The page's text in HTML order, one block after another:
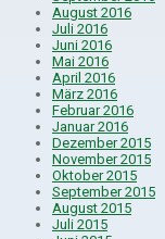
August 2016
Juli 2016
Juni 2016
Mai 2016
April 2016
März 2016
Februar 2016
Januar 2016
Dezember 2015
November 2015
Oktober 2015
September 2015
August 2015
Juli 2015